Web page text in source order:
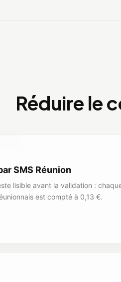
Réduire le
SMS Réunion
lisible avant la validation :
est compté à 0,13 €.